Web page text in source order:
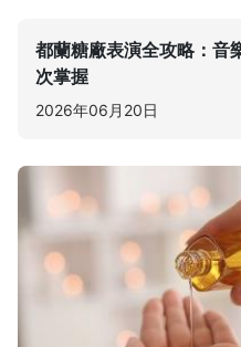
都蘭糖廠表演全攻略：音
次掌握
2026年06月20日